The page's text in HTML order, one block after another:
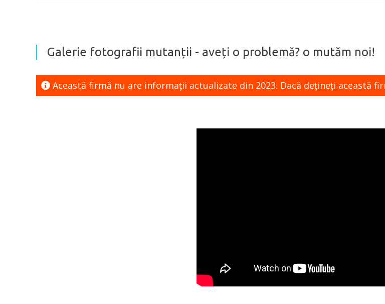
Galerie fotografii mutanții - aveți o problemă? o mutăm noi!
Această firmă nu are informaţii actualizate din 2023. Dacă dețineți această